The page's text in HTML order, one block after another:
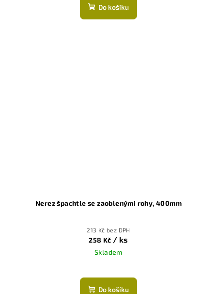
produktu
Do košíku
Nerez špachtle se zaoblenými rohy, 400mm
213 Kč bez DPH
258 Kč / ks
Skladem
Do košíku